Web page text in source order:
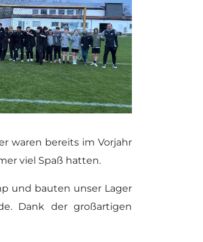
waren bereits im Vorjahr
viel Spaß hatten.
und bauten unser Lager
Dank der großartigen